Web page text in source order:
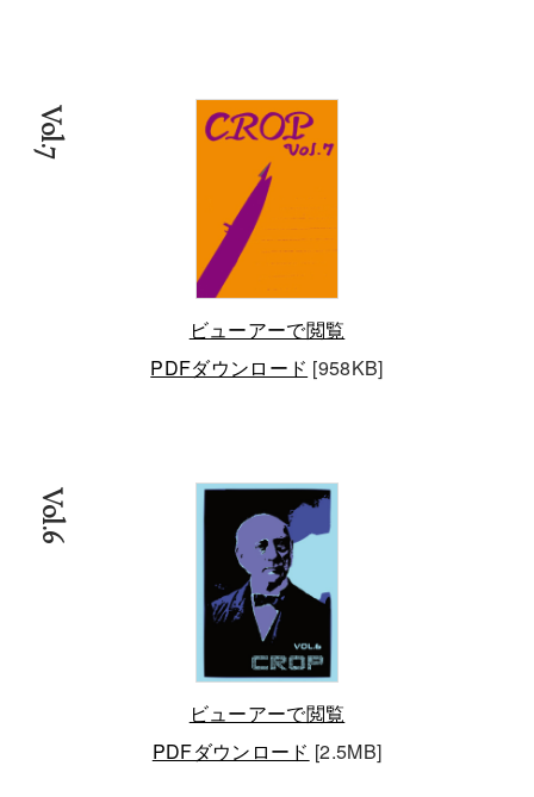
ビューアーで閲覧
PDFダウンロード [958KB]
Vol.7
ビューアーで閲覧
PDFダウンロード [2.5MB]
Vol.6